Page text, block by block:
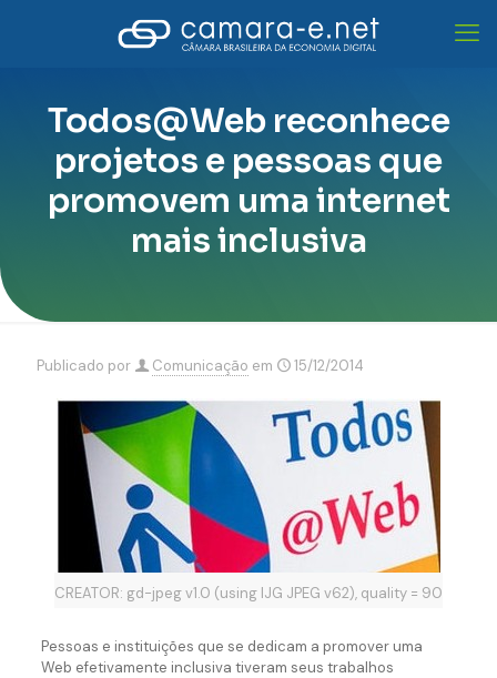
Todos@Web reconhece
projetos e pessoas que
promovem uma internet
mais inclusiva
Publicado por Comunicação em 15/12/2014
CREATOR: gd-jpeg v1.0 (using IJG JPEG v62), quality = 90
Pessoas e instituições que se dedicam a promover uma
Web efetivamente inclusiva tiveram seus trabalhos